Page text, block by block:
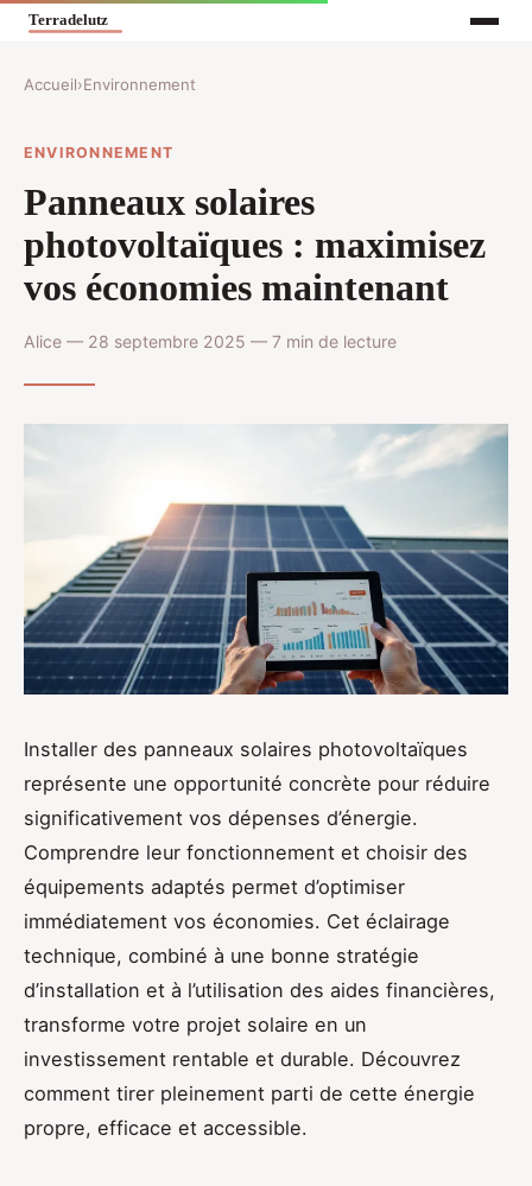
Accueil›Environnement
ENVIRONNEMENT
Panneaux solaires
photovoltaïques : maximisez
vos économies maintenant
Alice — 28 septembre 2025 — 7 min de lecture
Installer des panneaux solaires photovoltaïques
représente une opportunité concrète pour réduire
significativement vos dépenses d’énergie.
Comprendre leur fonctionnement et choisir des
équipements adaptés permet d’optimiser
immédiatement vos économies. Cet éclairage
technique, combiné à une bonne stratégie
d’installation et à l’utilisation des aides financières,
transforme votre projet solaire en un
investissement rentable et durable. Découvrez
comment tirer pleinement parti de cette énergie
propre, efficace et accessible.